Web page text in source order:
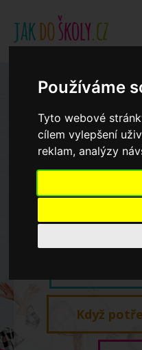
Používáme
Tyto webové
cílem vylepšení
reklam, analýzy
Zápisy
Když